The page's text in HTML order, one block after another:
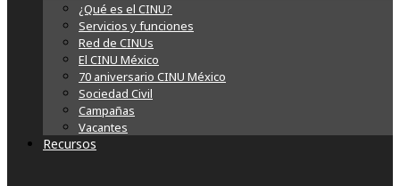
¿Qué es el CINU?
Servicios y funciones
Red de CINUs
El CINU México
70 aniversario CINU México
Sociedad Civil
Campañas
Vacantes
Recursos